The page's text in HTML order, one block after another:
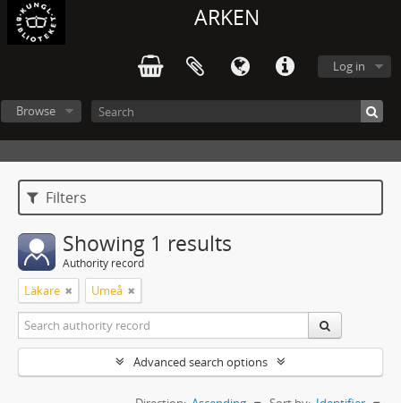
ARKEN
Log in
Browse
Filters
Showing 1 results
Authority record
Läkare Umeå
Advanced search options